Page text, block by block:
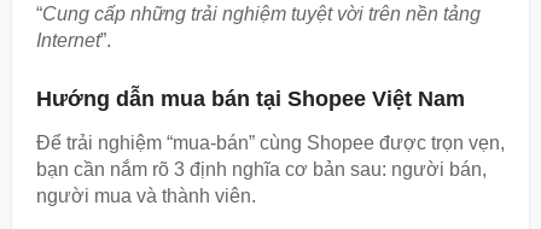
“Cung cấp những trải nghiệm tuyệt vời trên nền tảng
Internet”.
Hướng dẫn mua bán tại Shopee Việt Nam
Để trải nghiệm “mua-bán” cùng Shopee được trọn vẹn,
bạn cần nắm rõ 3 định nghĩa cơ bản sau: người bán,
người mua và thành viên.